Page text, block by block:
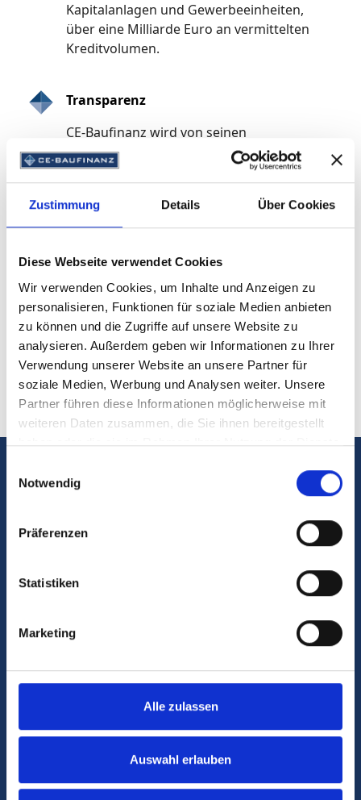
Zustimmung Details Über Cookies
Diese Webseite verwendet Cookies
Wir verwenden Cookies, um Inhalte und Anzeigen zu
personalisieren, Funktionen für soziale Medien anbieten
zu können und die Zugriffe auf unsere Website zu
analysieren. Außerdem geben wir Informationen zu Ihrer
Verwendung unserer Website an unsere Partner für
soziale Medien, Werbung und Analysen weiter. Unsere
Partner führen diese Informationen möglicherweise mit
weiteren Daten zusammen, die Sie ihnen bereitgestellt
haben oder die sie im Rahmen Ihrer Nutzung der Dienste
Notwendig
Präferenzen
Statistiken
Marketing
Alle zulassen
Auswahl erlauben
Kapitalanlagen und Gewerbeeinheiten,
über eine Milliarde Euro an vermittelten
Kreditvolumen.
Transparenz
CE-Baufinanz wird von seinen
Bankpartnern bezahlt. Diese Provisionen
werden von uns stets offengelegt -
für uns groß geschrieben.
Kostenlos Baufinanzierung
anfragen
Rückrufservice
Über 5.000 finanzierte Wohneinheiten in den
Über 25 Mio. Euro ersparte Zinsen in den
Über 200 positive Google-Bewertungen in den
vergangenen Jahren
1 Mrd.
Über 1 Mrd. Euro Finanzierungsvolumen